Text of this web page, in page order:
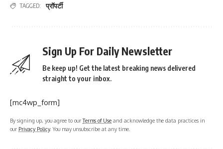
TAGGED: प्रॉपर्टी
Sign Up For Daily Newsletter
Be keep up! Get the latest breaking news delivered
straight to your inbox.
[mc4wp_form]
By signing up, you agree to ourTerms of Use and acknowledge the data practices in
our Privacy Policy. You may unsubscribe at any time.